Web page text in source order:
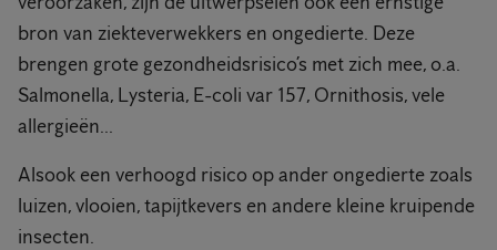
bron van ziekteverwekkers en ongedierte. Deze
brengen grote gezondheidsrisico’s met zich mee, o.a.
Salmonella, Lysteria, E-coli var 157, Ornithosis, vele
allergieën...
Alsook een verhoogd risico op ander ongedierte zoals
luizen, vlooien, tapijtkevers en andere kleine kruipende
insecten.